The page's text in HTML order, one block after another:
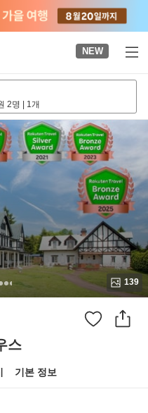
NEW
2명 | 1개
139
스
기본 정보